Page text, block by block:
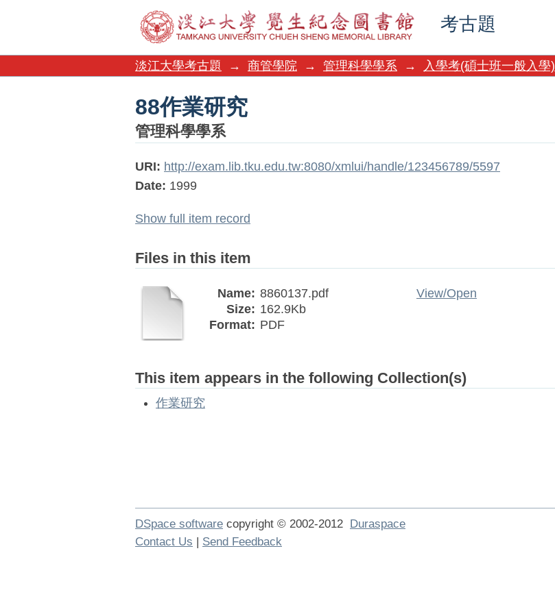
考古題
88作業研究
淡江大學考古題
→ 商管學院 → 管理科學學系 → 入學考(碩士班一般入學)
88作業研究
管理科學學系
URI: http://exam.lib.tku.edu.tw:8080/xmlui/handle/123456789/5597
Date: 1999
Show full item record
Files in this item
Name: 8860137.pdf
Size: 162.9Kb
Format: PDF
View/Open
This item appears in the following Collection(s)
作業研究
DSpace software copyright © 2002-2012 Duraspace
Contact Us | Send Feedback